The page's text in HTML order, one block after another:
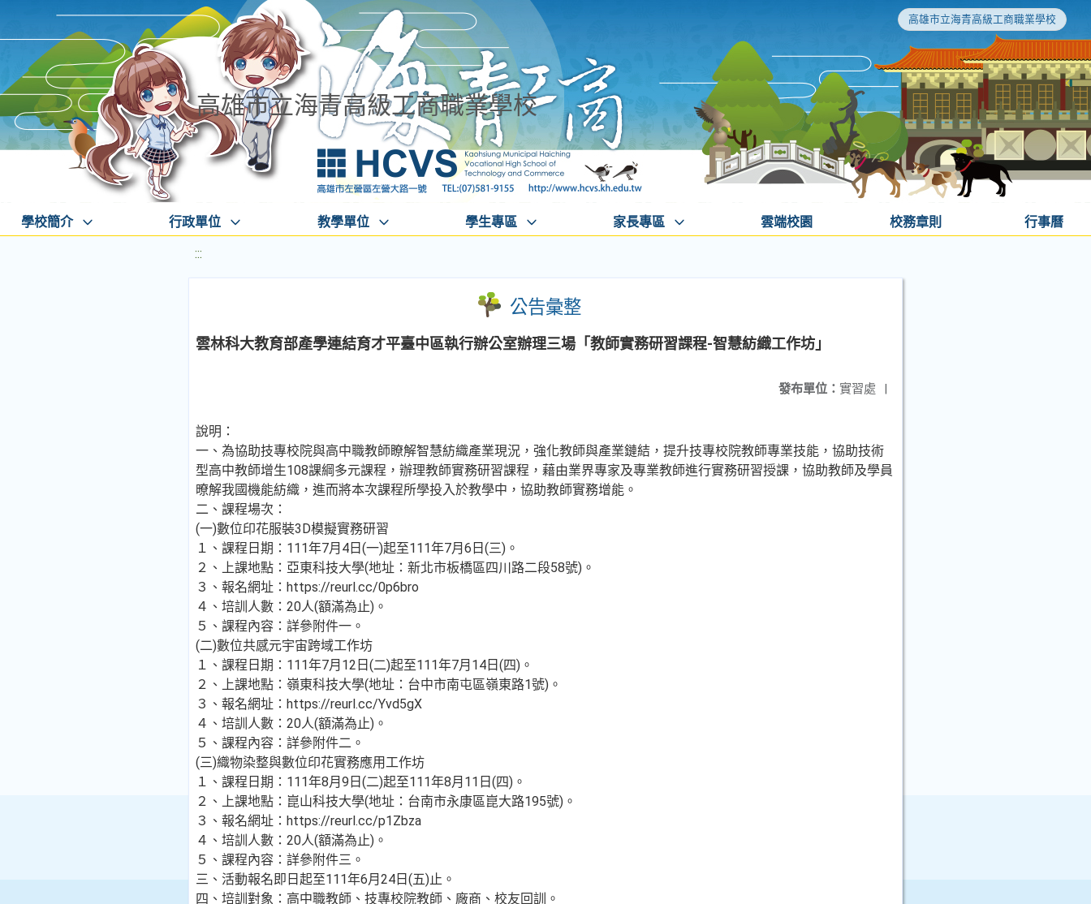
高雄市立海青高級工商職業學校
高雄市立海青高級工商職業學校
學校簡介 行政單位 教學單位 學生專區 家長專區 雲端校園 校務章則 行事曆
:::
公告彙整
雲林科大教育部產學連結育才平臺中區執行辦公室辦理三場「教師實務研習課程-智慧紡織工作坊」
發布單位： 實習處 |
說明：
一、為協助技專校院與高中職教師瞭解智慧紡織產業現況，強化教師與產業鏈結，提升技專校院教師專業技能，協助技術
型高中教師增生108課綱多元課程，辦理教師實務研習課程，藉由業界專家及專業教師進行實務研習授課，協助教師及學員
暸解我國機能紡織，進而將本次課程所學投入於教學中，協助教師實務增能。
二、課程場次：
(一)數位印花服裝3D模擬實務研習
１、課程日期：111年7月4日(一)起至111年7月6日(三)。
２、上課地點：亞東科技大學(地址：新北市板橋區四川路二段58號)。
３、報名網址：https://reurl.cc/0p6bro
４、培訓人數：20人(額滿為止)。
５、課程內容：詳參附件一。
(二)數位共感元宇宙跨域工作坊
１、課程日期：111年7月12日(二)起至111年7月14日(四)。
２、上課地點：嶺東科技大學(地址：台中市南屯區嶺東路1號)。
３、報名網址：https://reurl.cc/Yvd5gX
４、培訓人數：20人(額滿為止)。
５、課程內容：詳參附件二。
(三)織物染整與數位印花實務應用工作坊
１、課程日期：111年8月9日(二)起至111年8月11日(四)。
２、上課地點：崑山科技大學(地址：台南市永康區崑大路195號)。
３、報名網址：https://reurl.cc/p1Zbza
４、培訓人數：20人(額滿為止)。
５、課程內容：詳參附件三。
三、活動報名即日起至111年6月24日(五)止。
四、培訓對象：高中職教師、技專校院教師、廠商、校友回訓。